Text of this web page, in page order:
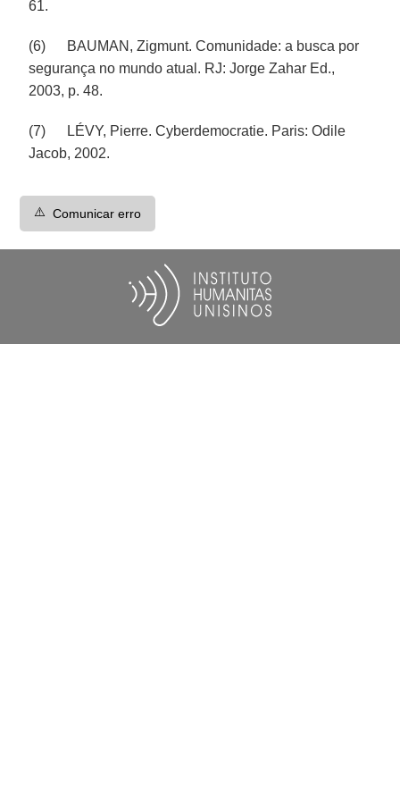
61.
(6) BAUMAN, Zigmunt. Comunidade: a busca por
segurança no mundo atual. RJ: Jorge Zahar Ed.,
2003, p. 48.
(7) LÉVY, Pierre. Cyberdemocratie. Paris: Odile
Jacob, 2002.
⚠️ Comunicar erro